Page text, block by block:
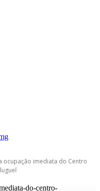
ocupação imediata do Centro